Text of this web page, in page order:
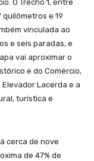
O Trecho 1, entre
quilômetros e 19
vinculada ao
e seis paradas, e
vai aproximar o
e do Comércio,
Lacerda e a
turística e
cerca de nove
de 47% de